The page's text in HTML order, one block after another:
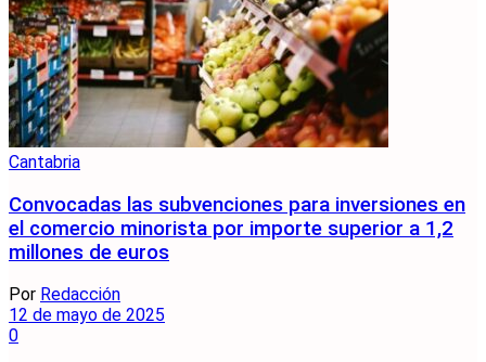
Cantabria
Convocadas las subvenciones para inversiones en
el comercio minorista por importe superior a 1,2
millones de euros
Por Redacción
12 de mayo de 2025
0